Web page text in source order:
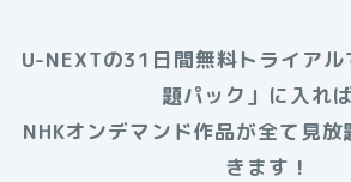
U-NEXTの31日間無料トライア
題パック」に入れば
NHKオンデマンド作品が全て見
きます！